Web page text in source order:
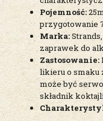
Pojemność:
przygotowanie
Marka:
zaprawek do
Zastosowanie:
likieru o smaku
może być
składnik koktajli.